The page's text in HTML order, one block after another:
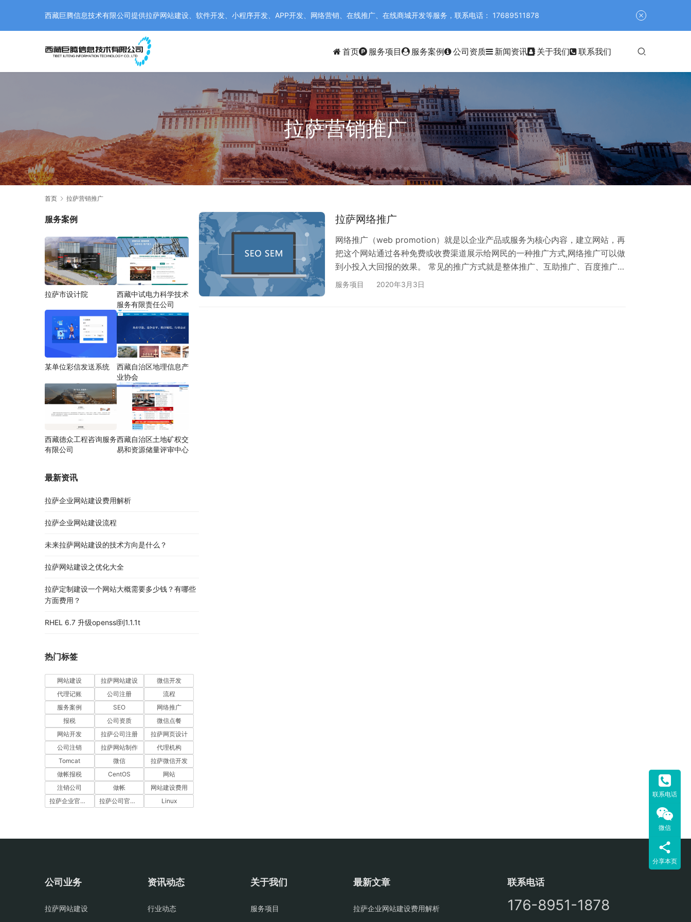
西藏巨腾信息技术有限公司提供拉萨网站建设、软件开发、小程序开发、APP开发、网络营销、在线推广、在线商城开发等服务，联系电话： 17689511878
首页 服务项目 服务案例 公司资质 新闻资讯 关于我们 联系我们
拉萨营销推广
首页 拉萨营销推广
拉萨网络推广
网络推广（web promotion）就是以企业产品或服务为核心内容，建立网站，再
把这个网站通过各种免费或收费渠道展示给网民的一种推广方式,网络推广可以做
到小投入大回报的效果。 常见的推广方式就是整体推广、互助推广、百度推广
（CPC，CPS，CPV，CPA）等，免费网站推广就是论坛、SNS、交换链接、
服务项目 2020年3月3日
服务案例
拉萨市设计院
西藏中试电力科学技术
服务有限责任公司
某单位彩信发送系统
西藏自治区地理信息产
业协会
西藏德众工程咨询服务
有限公司
西藏自治区土地矿权交
易和资源储量评审中心
最新资讯
拉萨企业网站建设费用解析
拉萨企业网站建设流程
未来拉萨网站建设的技术方向是什么？
拉萨网站建设之优化大全
拉萨定制建设一个网站大概需要多少钱？有哪些
方面费用？
RHEL 6.7 升级openssl到1.1.1t
热门标签
网站建设 拉萨网站建设
微信开发
代理记账
公司注册
流程
服务案例
SEO
网络推广
报税
公司资质
微信点餐
网站开发
拉萨公司注册
拉萨网页设计
公司注销
拉萨网站制作
代理机构
Tomcat
微信
拉萨微信开发
做帐报税
CentOS
网站
注销公司
做帐
网站建设费用
拉萨企业官网建设
拉萨公司官网建设 Linux
公司业务
拉萨网站建设
资讯动态
行业动态
关于我们
服务项目
最新文章
拉萨企业网站建设费用解析
联系电话
176-8951-1878
联系电话
微信
分享本页